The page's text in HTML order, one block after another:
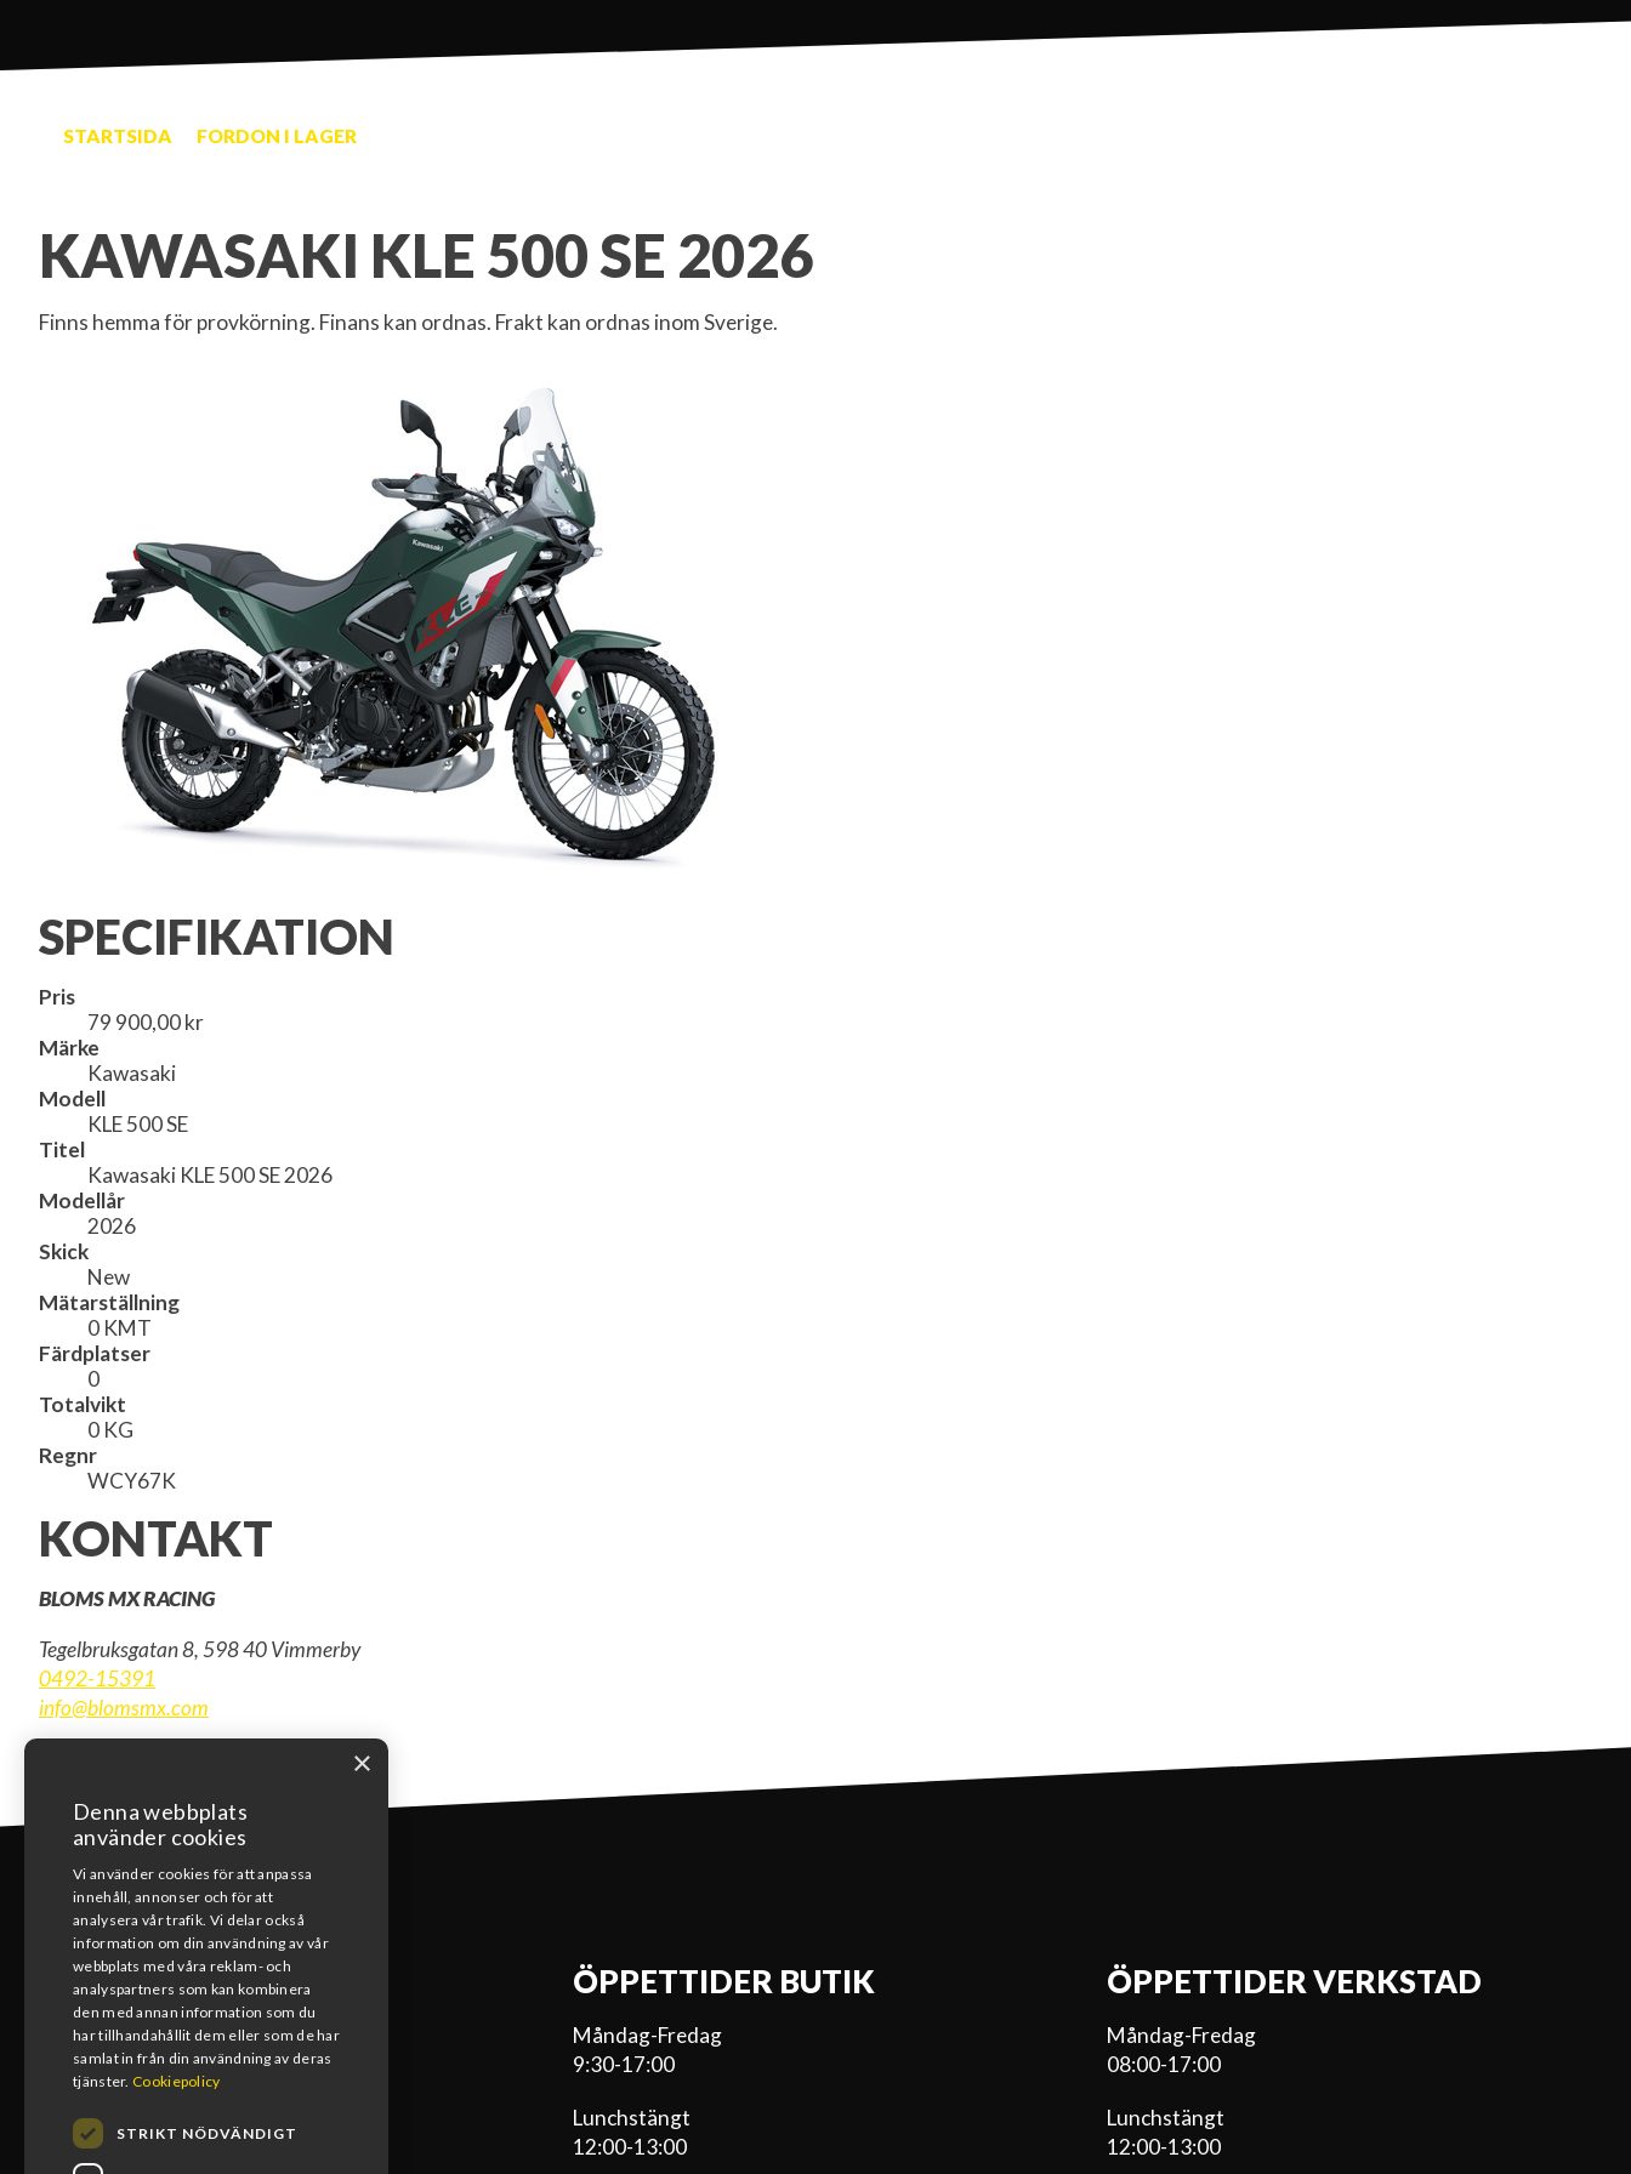
STARTSIDA FORDON I LAGER
KAWASAKI KLE 500 SE 2026
Finns hemma för provkörning. Finans kan ordnas. Frakt kan ordnas inom Sverige.
SPECIFIKATION
Pris
79 900,00 kr
Märke
Kawasaki
Modell
KLE 500 SE
Titel
Kawasaki KLE 500 SE 2026
Modellår
2026
Skick
New
Mätarställning
0 KMT
Färdplatser
0
Totalvikt
0 KG
Regnr
WCY67K
KONTAKT
BLOMS MX RACING
Tegelbruksgatan 8, 598 40 Vimmerby
0492-15391
info@blomsmx.com
KONTAKT
0492-15391
info@blomsmx.com
Tegelbruksgatan 8, 598 40 Vimmerby
ÖPPETTIDER BUTIK
Måndag-Fredag
9:30-17:00
Lunchstängt
12:00-13:00
ÖPPETTIDER VERKSTAD
Måndag-Fredag
08:00-17:00
Lunchstängt
12:00-13:00
×
Denna webbplats
använder cookies
Vi använder cookies för att anpassa
innehåll, annonser och för att
analysera vår trafik. Vi delar också
information om din användning av vår
webbplats med våra reklam- och
analyspartners som kan kombinera
den med annan information som du
har tillhandahållit dem eller som de har
samlat in från din användning av deras
tjänster. Cookiepolicy
STRIKT NÖDVÄNDIGT